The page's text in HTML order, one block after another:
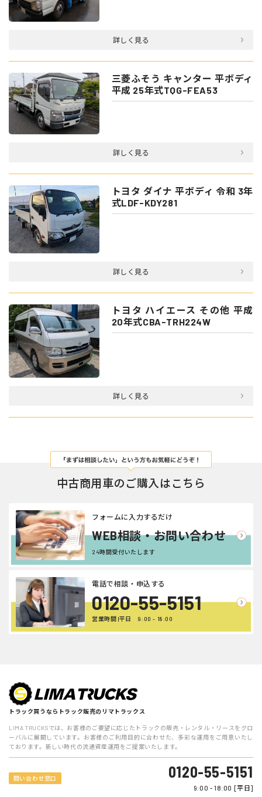
詳しく見る
三菱ふそう キャンター 平ボディ
平成 25年式TQG-FEA53
詳しく見る
トヨタ ダイナ 平ボディ 令和 3年
式LDF-KDY281
詳しく見る
トヨタ ハイエース その他 平成
20年式CBA-TRH224W
詳しく見る
中古商用車のご購入はこちら
WEB相談・お問い合わせ
フォームに入力するだけ
24時間受付いたします
0120-55-5151
電話で相談・申込する
営業時間 |平日 9:00 - 18:00
トラック買うならトラック販売のリマトラックス
LIMA TRUCKSでは、お客様のご要望に応じたトラックの販売・レンタル・リースをグロ
ーバルに展開しています。お客様のご利用目的に合わせた、多彩な運用をご用意いたし
ております。新しい時代の流通資産運用をご提案いたします。
問い合わせ窓口 0120-55-5151
9:00 - 18:00 [平日]